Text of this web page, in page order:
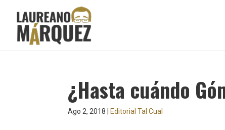
¿Hasta cuándo
Ago 2, 2018 Editorial Tal Cual